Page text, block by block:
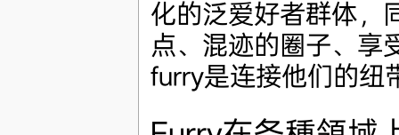
化的泛爱好者群体，
点、混迹的圈子、享
furry是连接他们的纽